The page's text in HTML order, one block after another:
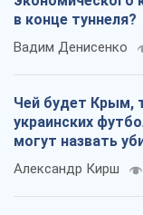
в конце туннеля?
Вадим Денисенко
Чей будет Крым,
украинских
могут назвать
Александр Кирш